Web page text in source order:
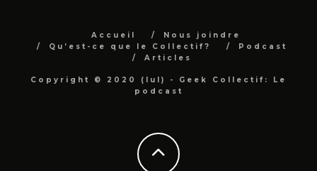
Accueil
Nous joindre
Qu’est-ce que le Collectif?
Podcast
Articles
Copyright © 2020 (lul) - Geek Collectif: Le
podcast